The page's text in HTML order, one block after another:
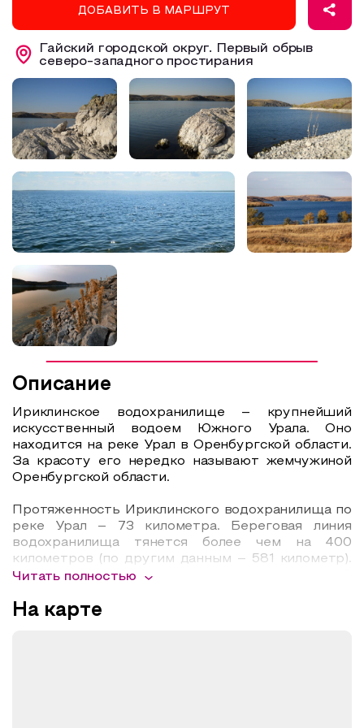
Аттестованные экскурсоводы
Маршруты от экскурсоводов
Все маршруты
Доступная среда
ДОБАВИТЬ В МАРШРУТ
Гайский городской округ. Первый обрыв
северо-западного простирания
Описание
Ириклинское водохранилище – крупнейший
искусственный водоем Южного Урала. Оно
находится на реке Урал в Оренбургской области.
За красоту его нередко называют жемчужиной
Оренбургской области.
Протяженность Ириклинского водохранилища по
реке Урал – 73 километра. Береговая линия
водохранилища тянется более чем на 400
километров (по другим данным – 581 километр).
Ширина водохранилища доходит до 8
максимальная у плотины – 38 метров.
Читать полностью
На карте